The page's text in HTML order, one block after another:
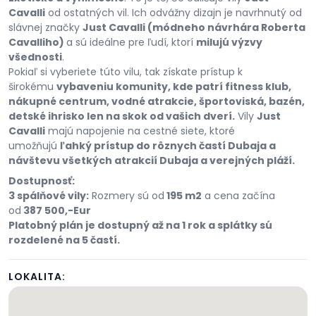
Cavalli od ostatných vil. Ich odvážny dizajn je navrhnutý od
slávnej značky Just Cavalli (módneho návrhára Roberta
Cavalliho) a sú ideálne pre ľudí, ktorí milujú výzvy
všednosti.
Pokiaľ si vyberiete túto vilu, tak získate prístup k
širokému vybaveniu komunity, kde patrí fitness klub,
nákupné centrum, vodné atrakcie, športoviská, bazén,
detské ihrisko len na skok od vašich dverí. Vily Just
Cavalli majú napojenie na cestné siete, ktoré
umožňujú ľahký prístup do rôznych častí Dubaja a
návštevu všetkých atrakcií Dubaja a verejných pláží.
Dostupnosť:
3 spálňové vily: Rozmery sú od 195 m2 a cena začína
od 387 500,-Eur
Platobný plán je dostupný až na 1 rok a splátky sú
rozdelené na 5 častí.
LOKALITA: